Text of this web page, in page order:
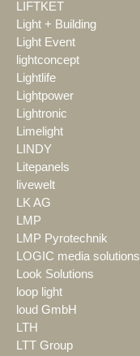
LIFTKET
Light + Building
Light Event
lightconcept
Lightlife
Lightpower
Lightronic
Limelight
LINDY
Litepanels
livewelt
LK AG
LMP
LMP Pyrotechnik
LOGIC media solutions
Look Solutions
loop light
loud GmbH
LTH
LTT Group